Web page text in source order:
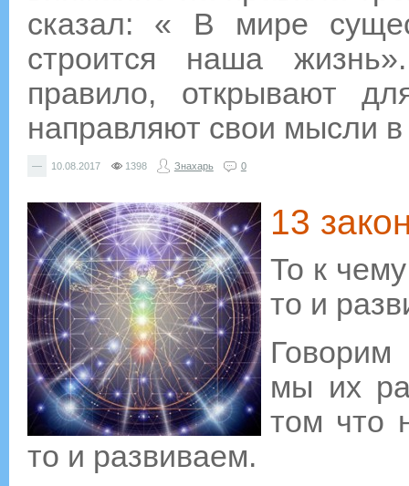
сказал: « В мире
строится наша
правило, открывают
направляют свои мысли
— 10.08.2017 1398 Знахарь 0
13
То к
то и
мы их
том что
то и развиваем.